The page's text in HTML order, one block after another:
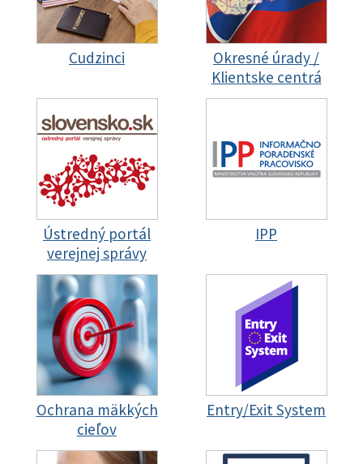
Cudzinci
Okresné úrady /
Klientske centrá
Ústredný portál
verejnej správy
IPP
Ochrana mäkkých
cieľov
Entry/Exit System